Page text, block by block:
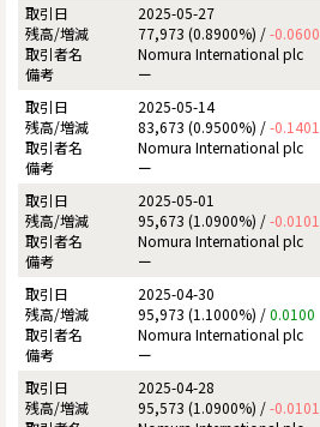
2025-05-27
77,973 (0.8900%) /-0.0600
Nomura International plc
ー
2025-05-14
83,673 (0.9500%) /-0.1401
Nomura International plc
ー
2025-05-01
95,673 (1.0900%) /-0.0101
Nomura International plc
ー
2025-04-30
95,973 (1.1000%) /0.0100
Nomura International plc
ー
2025-04-28
95,573 (1.0900%) /-0.0101